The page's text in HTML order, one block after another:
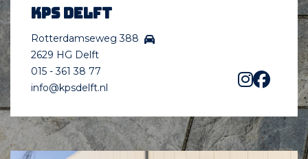
KPS Delft
Rotterdamseweg 388
2629 HG Delft
015 - 361 38 77
info@kpsdelft.nl